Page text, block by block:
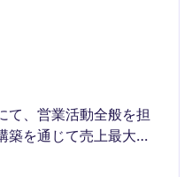
て、営業活動全般を担
築を通じて売上最大化